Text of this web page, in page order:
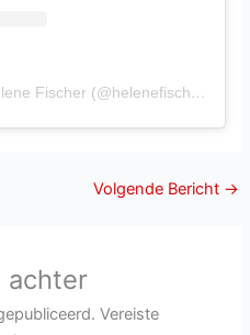
Een bericht gedeeld door Helene Fischer (@helenefischer)
Volgende Bericht →
achter
Vereiste